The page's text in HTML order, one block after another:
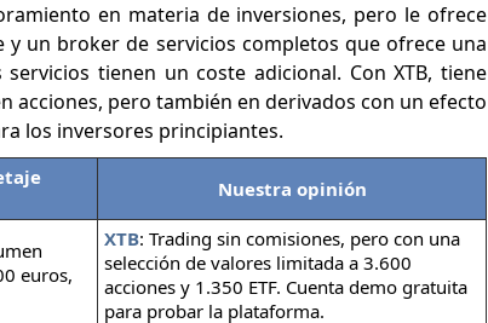
en materia de inversiones, pero le ofrece
un broker de servicios completos que ofrece una
tienen un coste adicional. Con XTB, tiene
acciones, pero también en derivados con un efecto
los inversores principiantes.
Nuestra opinión
euros,
XTB: Trading sin comisiones, pero con una
selección de valores limitada a 3.600
acciones y 1.350 ETF. Cuenta demo gratuita
para probar la plataforma.